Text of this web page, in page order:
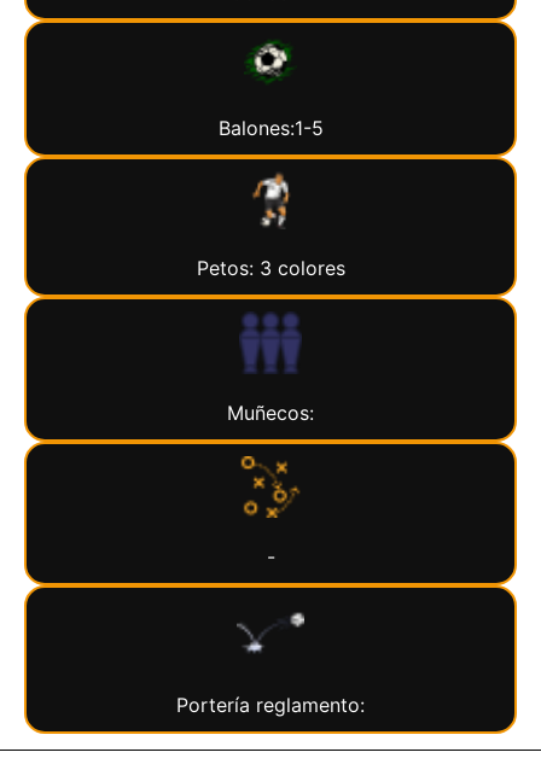
Balones:1-5
Petos: 3 colores
Muñecos:
-
Portería reglamento: